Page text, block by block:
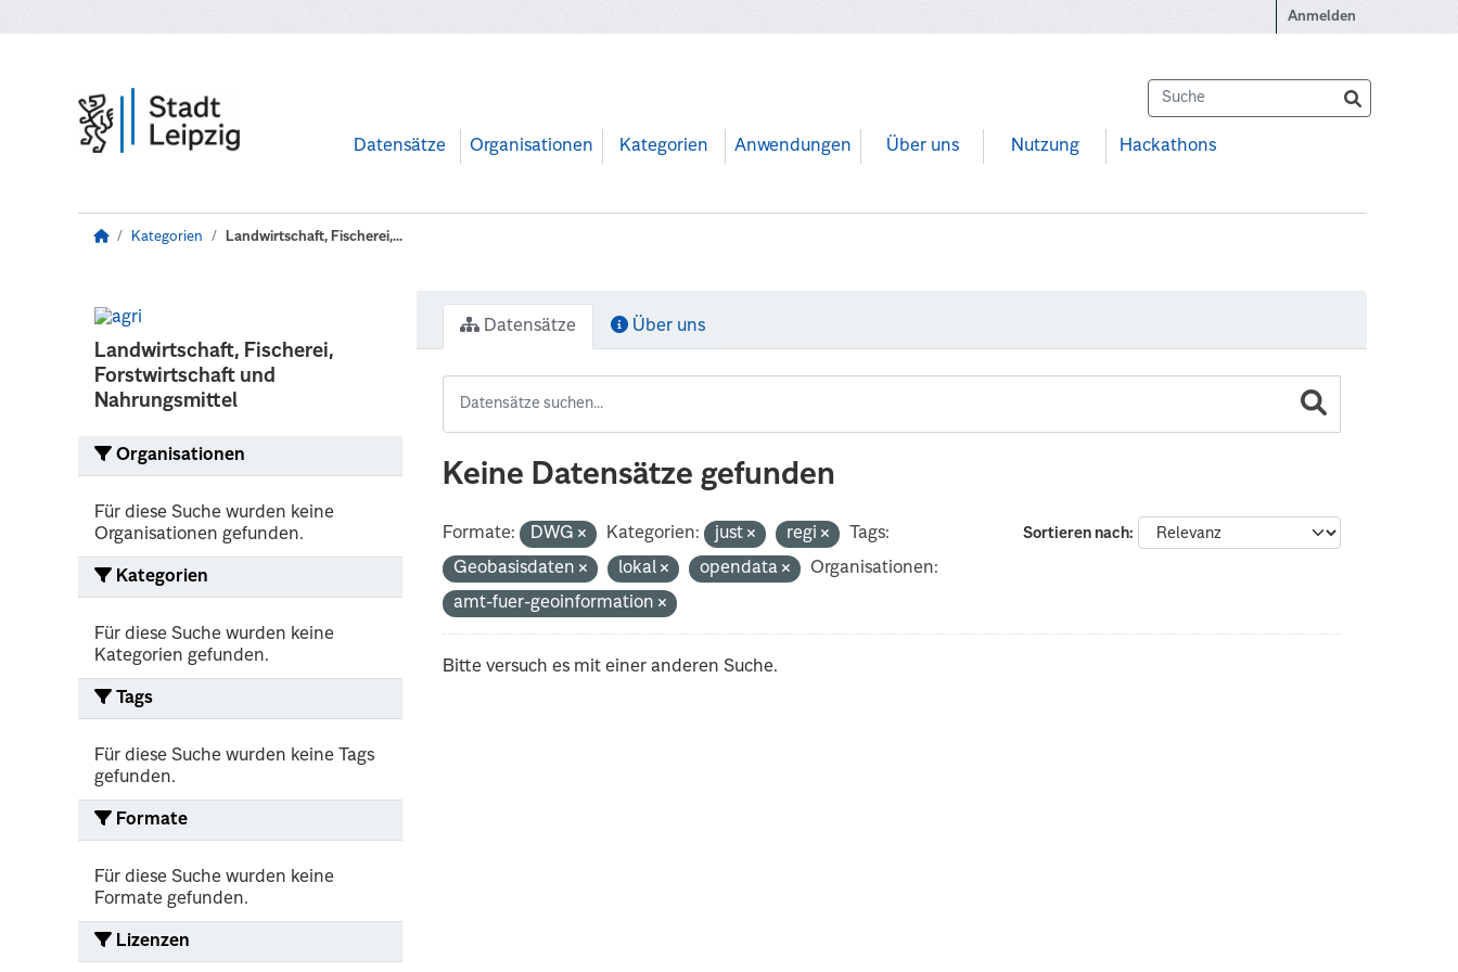
Anmelden
Datensätze Organisationen Kategorien Anwendungen Über uns Nutzung Hackathons
Kategorien Landwirtschaft, Fischerei,...
Landwirtschaft, Fischerei,
Forstwirtschaft und
Nahrungsmittel
Organisationen
Für diese Suche wurden keine
Organisationen gefunden.
Kategorien
Für diese Suche wurden keine
Kategorien gefunden.
Tags
Für diese Suche wurden keine Tags
gefunden.
Formate
Für diese Suche wurden keine
Formate gefunden.
Lizenzen
Datensätze Über uns
Keine Datensätze gefunden
Sortieren nach
Formate: DWG Kategorien: just regi
Tags:
Geobasisdaten
lokal opendata
Organisationen:
amt-fuer-geoinformation
Bitte versuch es mit einer anderen Suche.